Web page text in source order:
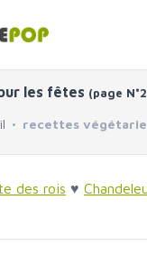
les fêtes (page
recettes
des rois ♥